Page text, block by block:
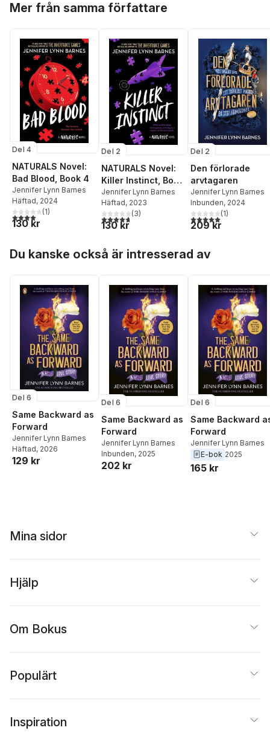
Mer från samma författare
Del 4
NATURALS Novel:
Bad Blood, Book 4
Jennifer Lynn Barnes
Häftad, 2024
4,0utav 5 stjärnor. Totalt antal röster:
(1)
130 kr
Del 2
NATURALS Novel:
Killer Instinct, Book
2
Jennifer Lynn Barnes
Häftad, 2023
4,7utav 5 stjärnor. Totalt antal röster:
(3)
130 kr
Del 2
Den förlorade
arvtagaren
Jennifer Lynn Barnes
Inbunden, 2024
5,0utav 5 stjärnor.
(1)
209 kr
Du kanske också är intresserad av
Del 6
Same Backward as
Forward
Jennifer Lynn Barnes
Häftad, 2026
129 kr
Del 6
Same Backward as
Forward
Jennifer Lynn Barnes
Inbunden, 2025
202 kr
Del 6
Same Backward
Forward
Jennifer Lynn Barnes
E-bok 2025
165 kr
Mina sidor
Hjälp
Om Bokus
Populärt
Inspiration